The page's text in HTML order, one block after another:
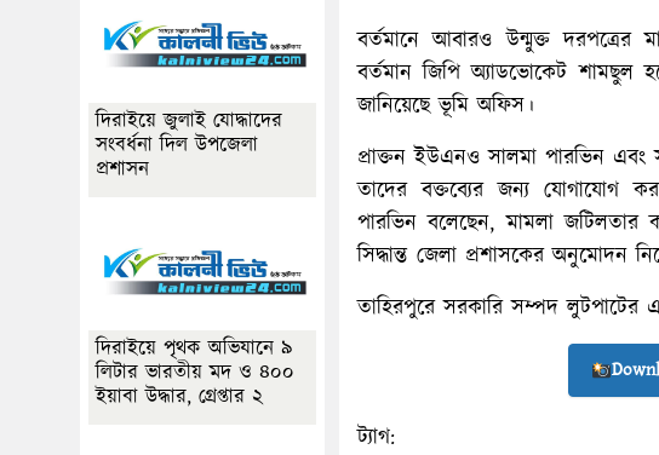
বর্তমানে আবারও উন্মুক্ত দরপত্রের
বর্তমান জিপি অ্যাডভোকেট শামছুল
জানিয়েছে ভূমি অফিস।
প্রাক্তন ইউএনও সালমা পারভিন এবং
তাদের বক্তব্যের জন্য যোগাযোগ
পারভিন বলেছেন, মামলা জটিলতার
সিদ্ধান্ত জেলা প্রশাসকের অনুমোদন
তাহিরপুরে সরকারি সম্পদ লুটপাটের
ট্যাগ:
দিরাইয়ে জুলাই যোদ্ধাদের
সংবর্ধনা দিল উপজেলা
প্রশাসন
দিরাইয়ে পৃথক অভিযানে ৯
লিটার ভারতীয় মদ ও ৪০০
ইয়াবা উদ্ধার, গ্রেপ্তার ২